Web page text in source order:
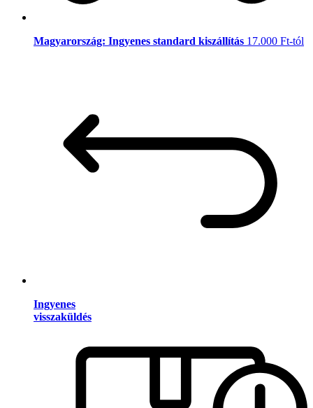
Magyarország: Ingyenes standard kiszállítás 17.000 Ft-tól
Ingyenes
visszaküldés